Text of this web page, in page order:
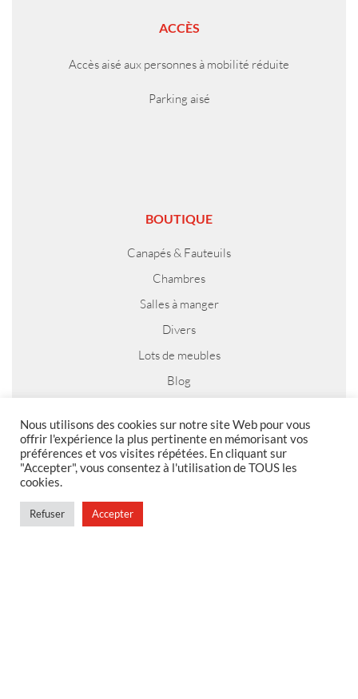
ACCÈS
Accès aisé aux personnes à mobilité réduite
Parking aisé
BOUTIQUE
Canapés & Fauteuils
Chambres
Salles à manger
Divers
Lots de meubles
Blog
MENTIONS LEGALES
Politique de confidentialité
Conditions générales de vente
Nous utilisons des cookies sur notre site Web pour vous
offrir l'expérience la plus pertinente en mémorisant vos
préférences et vos visites répétées. En cliquant sur
"Accepter", vous consentez à l'utilisation de TOUS les
cookies.
Refuser Accepter